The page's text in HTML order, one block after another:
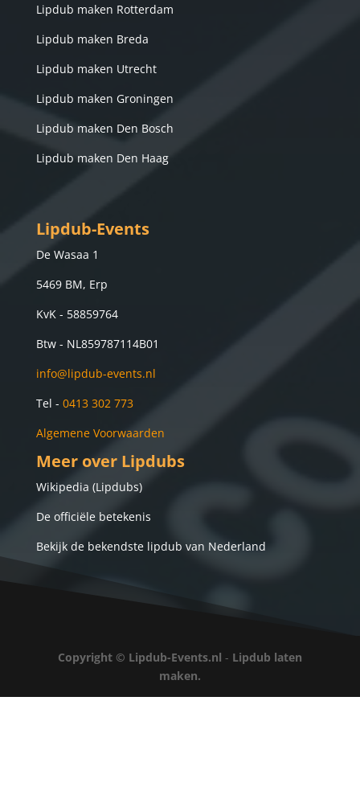
Lipdub maken Rotterdam
Lipdub maken Breda
Lipdub maken Utrecht
Lipdub maken Groningen
Lipdub maken Den Bosch
Lipdub maken Den Haag
Lipdub-Events
De Wasaa 1
5469 BM, Erp
KvK - 58859764
Btw - NL859787114B01
info@lipdub-events.nl
Tel - 0413 302 773
Algemene Voorwaarden
Meer over Lipdubs
Wikipedia (Lipdubs)
De officiële betekenis
Bekijk de bekendste lipdub van Nederland
Copyright © Lipdub-Events.nl - Lipdub laten
maken.